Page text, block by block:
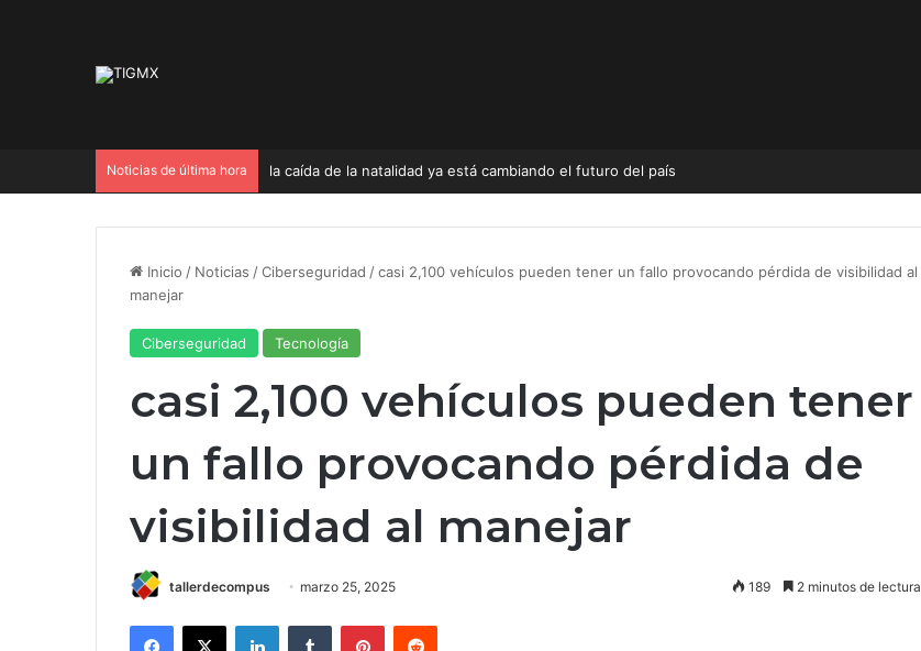
Noticias de última hora Elecciones 2027: ¿Qué cargos se eligen en Querétaro?
Inicio / Noticias /Ciberseguridad /casi 2,100 vehículos pueden tener un fallo provocando pérdida de visibilidad al
manejar
Ciberseguridad Tecnología
casi 2,100 vehículos pueden tener
un fallo provocando pérdida de
visibilidad al manejar
tallerdecompus marzo 25, 2025 189 2 minutos de lectura